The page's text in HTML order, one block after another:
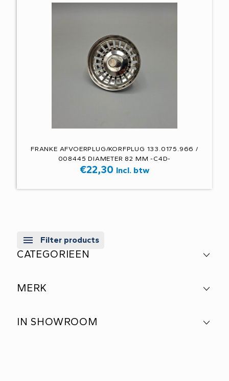
FRANKE AFVOERPLUG/KORFPLUG 133.0175.966 /
008445 DIAMETER 82 MM -C4D-
€22,30 Incl. btw
Filter products
CATEGORIEEN
MERK
IN SHOWROOM